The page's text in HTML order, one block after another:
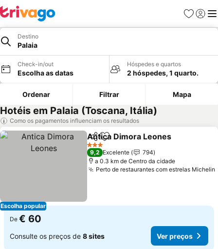
Favoritos
Iniciar
Destino
Palaia
Check-in/out
Escolha as datas
Hóspedes e quartos
2 hóspedes, 1 quarto.
Ordenar Filtrar Mapa
Hotéis em Palaia (Toscana, Itália)
Como os pagamentos influenciam os resultados
Escolha popular
PartilharAdicionar aos favoritos
Antica Dimora Leones
3 Estrelas
9,2 Excelente
794
a 0.3 km de Centro da cidade
Perto de restaurantes com estrelas Michelin
De € 60
Consulte os preços de 8 sites Ver preços